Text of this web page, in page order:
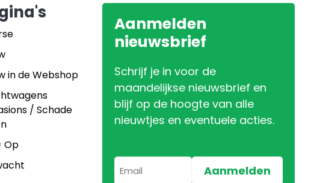
in de Webshop
/ Schade
Op
Aanmelden
nieuwsbrief
Schrijf je in voor de
maandelijkse nieuwsbrief en
blijf op de hoogte van alle
nieuwtjes en eventuele acties.